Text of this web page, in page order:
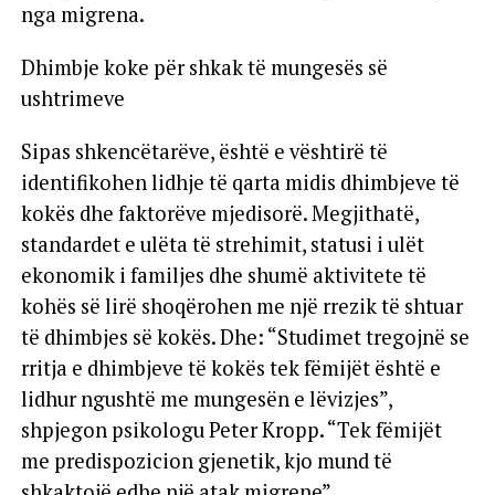
nga migrena.
Dhimbje koke për shkak të mungesës së
ushtrimeve
Sipas shkencëtarëve, është e vështirë të
identifikohen lidhje të qarta midis dhimbjeve të
kokës dhe faktorëve mjedisorë. Megjithatë,
standardet e ulëta të strehimit, statusi i ulët
ekonomik i familjes dhe shumë aktivitete të
kohës së lirë shoqërohen me një rrezik të shtuar
të dhimbjes së kokës. Dhe: “Studimet tregojnë se
rritja e dhimbjeve të kokës tek fëmijët është e
lidhur ngushtë me mungesën e lëvizjes”,
shpjegon psikologu Peter Kropp. “Tek fëmijët
me predispozicion gjenetik, kjo mund të